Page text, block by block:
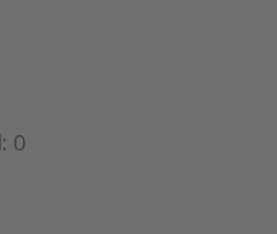
0